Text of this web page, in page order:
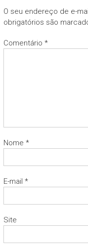
O seu endereço de e-
obrigatórios são
Comentário *
Nome *
E-mail *
Site